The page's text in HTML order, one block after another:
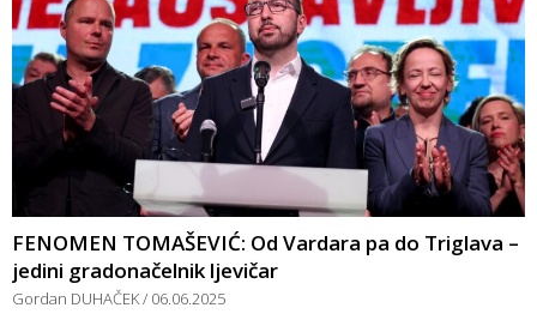
FENOMEN TOMAŠEVIĆ: Od Vardara pa do Triglava –
jedini gradonačelnik ljevičar
Gordan DUHAČEK 06.06.2025